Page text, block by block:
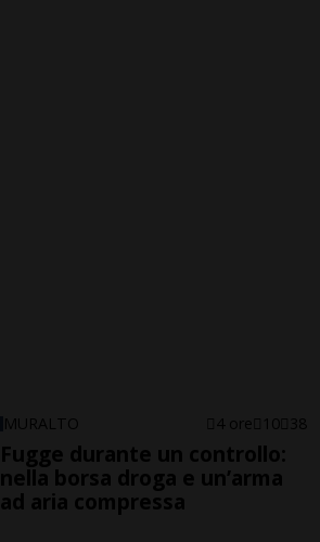
MURALTO 4 ore 10 38
Fugge durante un controllo:
nella borsa droga e un’arma
ad aria compressa